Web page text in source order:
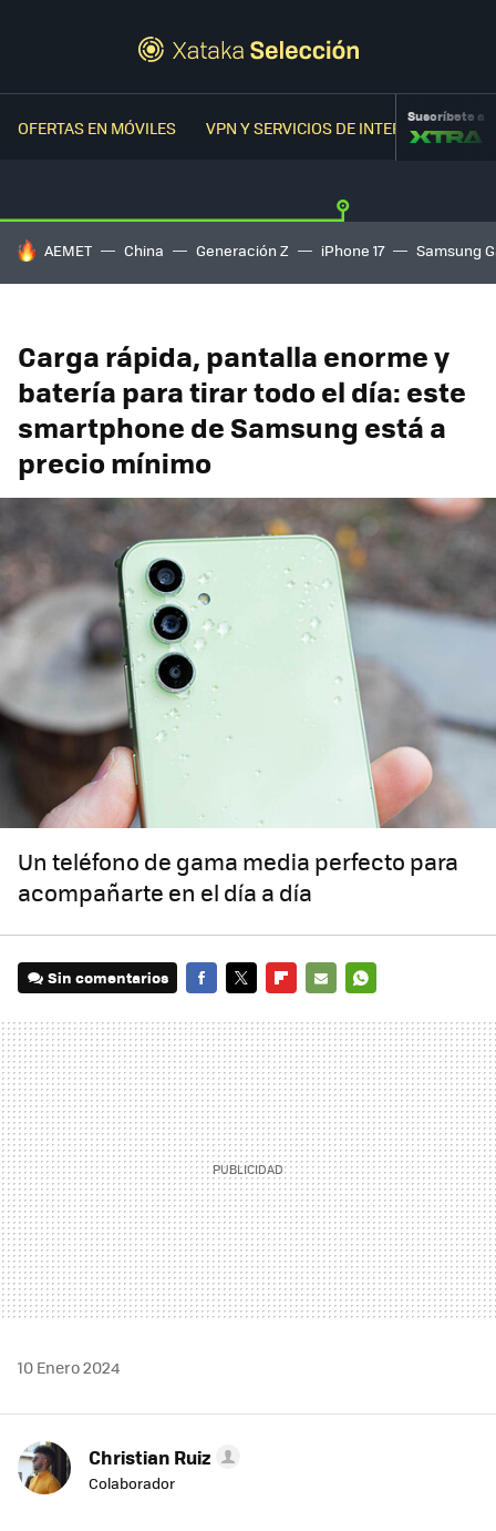
OFERTAS EN MÓVILES VPN Y SERVICIOS DE INTERNETSuscríbete a
HOY SE HABLA DE
AEMET China Generación Z iPhone 17 Samsung
Carga rápida, pantalla enorme y
batería para tirar todo el día: este
smartphone de Samsung está a
precio mínimo
Un teléfono de gama media perfecto para
acompañarte en el día a día
Sin comentarios
MAIL
10 Enero 2024
Christian Ruiz
Colaborador